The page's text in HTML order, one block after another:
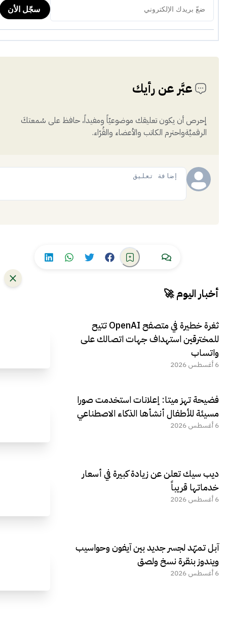
عبَّر عن رأيك
إحرص أن يكون تعليقك موضوعيّاً ومفيداً، حافظ على سُمعتكَ
الرقميَّةواحترم الكاتب والأعضاء والقُرّاء.
أخبار اليوم 🚀
ثغرة خطيرة في متصفح OpenAI تتيح
للمخترقين استهداف جهات اتصالك على
واتساب
6 أغسطس 2026
فضيحة تهز ميتا: إعلانات استخدمت صورا
مسيئة للأطفال أنشأها الذكاء الاصطناعي
6 أغسطس 2026
ديب سيك تعلن عن زيادة كبيرة في أسعار
خدماتها قريباً
6 أغسطس 2026
آبل تمهّد لجسر جديد بين آيفون وحواسيب
ويندوز بنقرة نسخ ولصق
6 أغسطس 2026